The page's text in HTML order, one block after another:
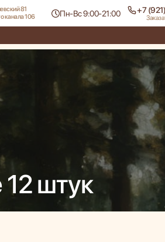
Пн-Вс 9:00-21:00 +7
81
канала 106
12 штук